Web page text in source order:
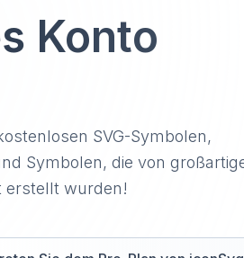
Konto
SVG-Symbolen,
Symbolen, die von
erstellt wurden!